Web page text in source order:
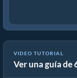
VIDEO TUTORIAL
Ver una guía de
Cómo convertir